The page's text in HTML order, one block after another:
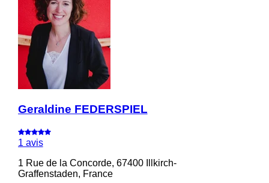
Geraldine FEDERSPIEL
1 avis
1 Rue de la Concorde, 67400 Illkirch-
Graffenstaden, France